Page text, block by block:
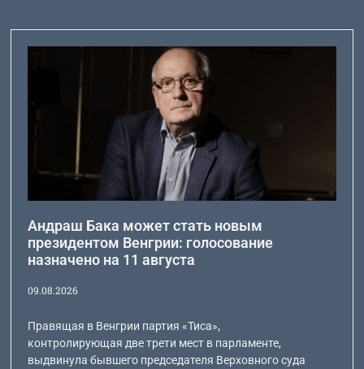
Андраш Бака может стать новым
президентом Венгрии: голосование
назначено на 11 августа
09.08.2026
Правящая в Венгрии партия «Тиса»,
контролирующая две трети мест в парламенте,
выдвинула бывшего председателя Верховного суда